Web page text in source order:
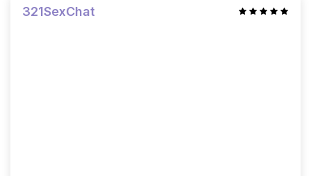
321SexChat